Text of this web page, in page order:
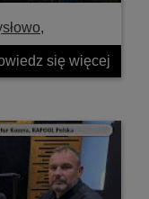
się więcej